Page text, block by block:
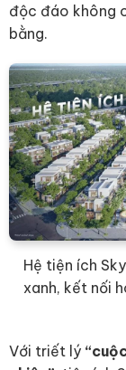
độc đáo không
bằng.
Hệ tiện ích
xanh, kết nối
Với triết lý